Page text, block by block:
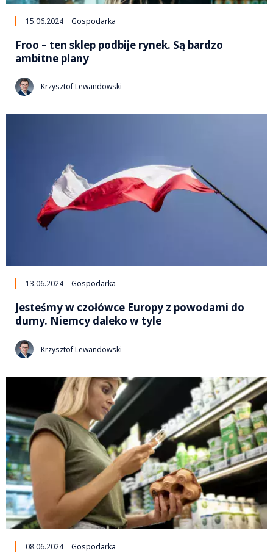
15.06.2024 Gospodarka
Froo – ten sklep podbije rynek. Są bardzo
ambitne plany
Krzysztof Lewandowski
13.06.2024 Gospodarka
Jesteśmy w czołówce Europy z powodami do
dumy. Niemcy daleko w tyle
Krzysztof Lewandowski
08.06.2024 Gospodarka